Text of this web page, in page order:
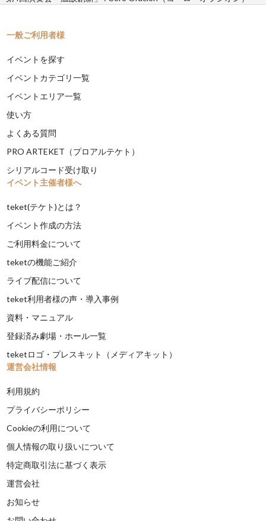
一般ご利用者様
イベントを探す
イベントカテゴリ一覧
イベントエリア一覧
使い方
よくある質問
PRO ARTEKET（プロアルテケト）
シリアルコード受け取り
イベント主催者様へ
teket(テケト)とは？
イベント作成の方法
ご利用料金について
teketの機能ご紹介
ライブ配信について
teket利用者様の声・導入事例
資料・マニュアル
登録済み劇場・ホール一覧
teketロゴ・プレスキット（メディアキット）
運営会社情報
利用規約
プライバシーポリシー
Cookieの利用について
個人情報の取り扱いについて
特定商取引法に基づく表示
運営会社
お知らせ